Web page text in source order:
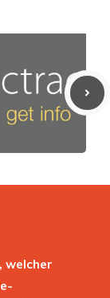
welcher